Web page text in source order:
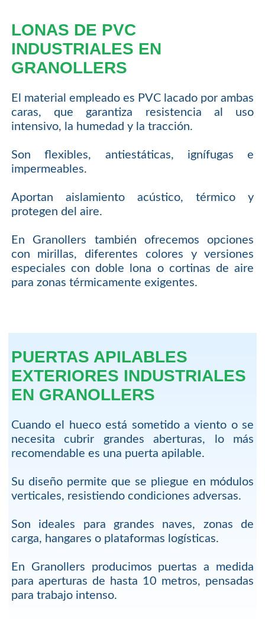
LONAS DE PVC
INDUSTRIALES EN
GRANOLLERS
El material empleado es PVC lacado por ambas
caras, que garantiza resistencia al uso
intensivo, la humedad y la tracción.
Son flexibles, antiestáticas, ignífugas e
impermeables.
Aportan aislamiento acústico, térmico y
protegen del aire.
En Granollers también ofrecemos opciones
con mirillas, diferentes colores y versiones
especiales con doble lona o cortinas de aire
para zonas térmicamente exigentes.
PUERTAS APILABLES
EXTERIORES INDUSTRIALES
EN GRANOLLERS
Cuando el hueco está sometido a viento o se
necesita cubrir grandes aberturas, lo más
recomendable es una puerta apilable.
Su diseño permite que se pliegue en módulos
verticales, resistiendo condiciones adversas.
Son ideales para grandes naves, zonas de
carga, hangares o plataformas logísticas.
En Granollers producimos puertas a medida
para aperturas de hasta 10 metros, pensadas
para trabajo intenso.